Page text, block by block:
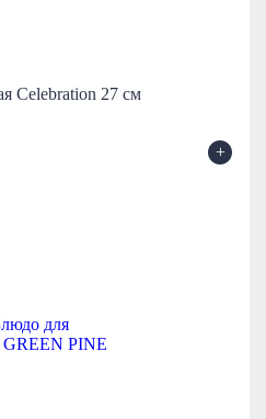
Celebration 27 см
+